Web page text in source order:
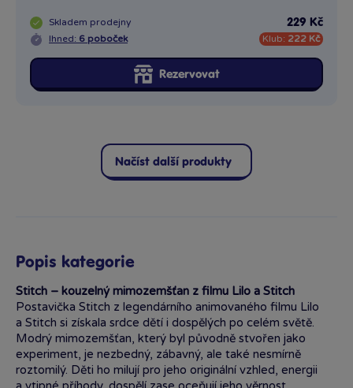
Skladem prodejny
Ihned: 6 poboček
229 Kč
Klub: 222 Kč
Rezervovat
Načíst další produkty
Popis kategorie
Stitch – kouzelný mimozemšťan z filmu Lilo a Stitch
Postavička Stitch z legendárního animovaného filmu Lilo
a Stitch si získala srdce dětí i dospělých po celém světě.
Modrý mimozemšťan, který byl původně stvořen jako
experiment, je nezbedný, zábavný, ale také nesmírně
roztomilý. Děti ho milují pro jeho originální vzhled, energii